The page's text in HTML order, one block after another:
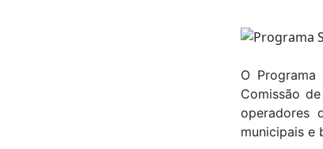
O
Comissão
operadores
municipais e